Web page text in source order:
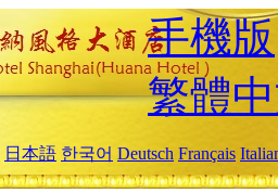
手機版
繁體
日本語 한국어 Deutsch Français